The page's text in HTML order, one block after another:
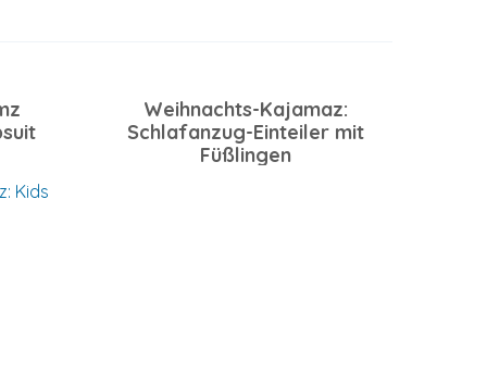
Weihnachts-Kajamaz:
Schlafanzug-Einteiler mit
Füßlingen